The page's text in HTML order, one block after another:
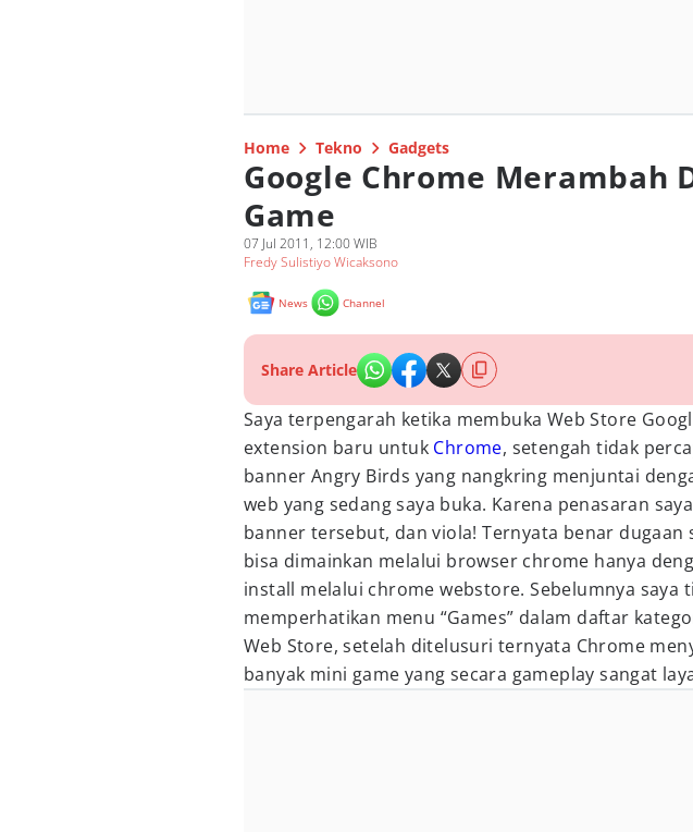
Home Tekno Gadgets
Google Chrome Merambah
Game
07 Jul 2011, 12:00 WIB
Fredy Sulistiyo Wicaksono
News Channel
Share Article
Saya terpengarah ketika membuka Web Store
extension baru untuk Chrome, setengah tidak
banner Angry Birds yang nangkring menjuntai
web yang sedang saya buka. Karena penasaran
banner tersebut, dan viola! Ternyata benar dugaan
bisa dimainkan melalui browser chrome hanya
install melalui chrome webstore. Sebelumnya saya
memperhatikan menu “Games” dalam daftar
Web Store, setelah ditelusuri ternyata Chrome
banyak mini game yang secara gameplay sangat